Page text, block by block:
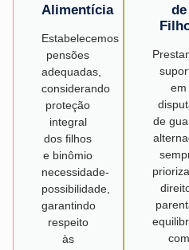
Alimentícia
Estabelecemos
pensões
adequadas,
considerando
proteção
integral
dos filhos
e binômio
necessidade-
possibilidade,
garantindo
respeito
às
de
em
de
com